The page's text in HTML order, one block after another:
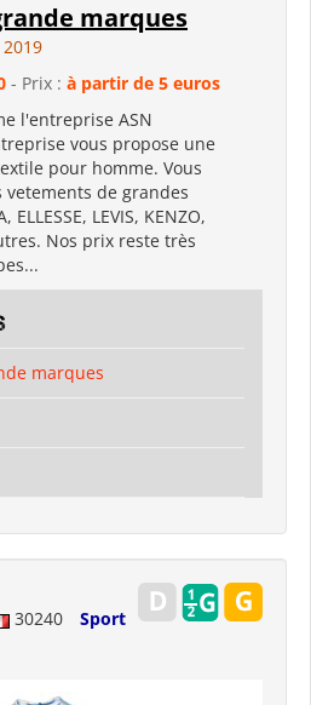
marques
- Prix : à partir de 5 euros
l'entreprise ASN
vous propose une
pour homme. Vous
de grandes
LEVIS, KENZO,
Nos prix reste très
marques
30240
Sport